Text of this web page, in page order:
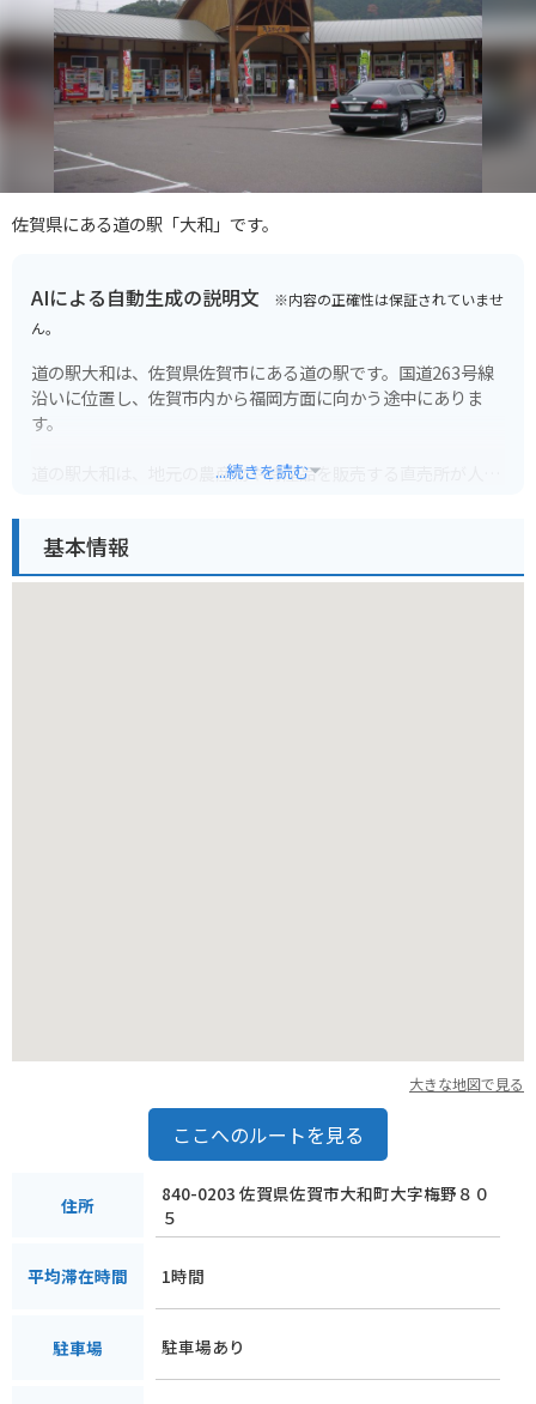
佐賀県にある道の駅「大和」です。
AIによる自動生成の説明文 ※内容の正確性は保証されていませ
ん。
道の駅大和は、佐賀県佐賀市にある道の駅です。国道263号線
沿いに位置し、佐賀市内から福岡方面に向かう途中にありま
す。
道の駅大和は、地元の農産物や特産品を販売する直売所が人気
また、レストランでは、佐賀牛や伊万里牛などを使った地元グ
...続きを読む
基本情報
大きな地図で見る
ここへのルートを見る
住所
840-0203 佐賀県佐賀市大和町大字梅野８０
５
平均滞在時間 1時間
駐車場 駐車場あり